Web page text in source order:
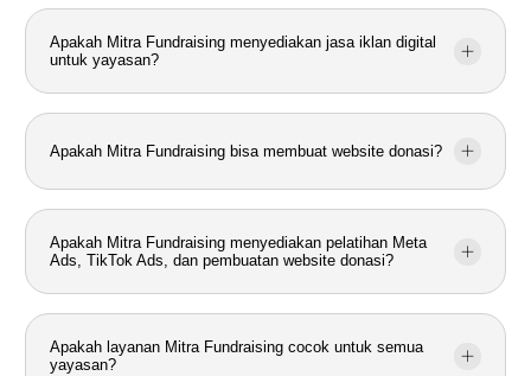
Apakah Mitra Fundraising menyediakan jasa iklan digital
untuk yayasan?
Apakah Mitra Fundraising bisa membuat website donasi?
Apakah Mitra Fundraising menyediakan pelatihan Meta
Ads, TikTok Ads, dan pembuatan website donasi?
Apakah layanan Mitra Fundraising cocok untuk semua
yayasan?